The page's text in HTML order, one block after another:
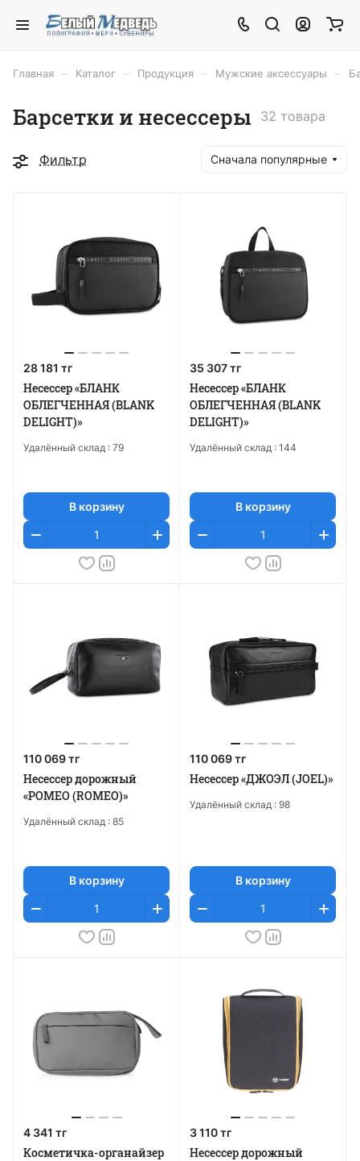
Главная Каталог Продукция Мужские аксессуары
Барсетки и несессеры 32 товара
Фильтр Сначала популярные
28 181 тг
Несессер «БЛАНК
ОБЛЕГЧЕННАЯ (BLANK
DELIGHT)»
Удалённый склад : 79
В корзину
35 307 тг
Несессер «БЛАНК
ОБЛЕГЧЕННАЯ (BLANK
DELIGHT)»
Удалённый склад : 144
В корзину
110 069 тг
Несессер дорожный
«РОМЕО (ROMEO)»
Удалённый склад : 85
В корзину
110 069 тг
Несессер «ДЖОЭЛ (JOEL)»
Удалённый склад : 98
В корзину
4 341 тг
Косметичка-органайзер
3 110 тг
Несессер дорожный